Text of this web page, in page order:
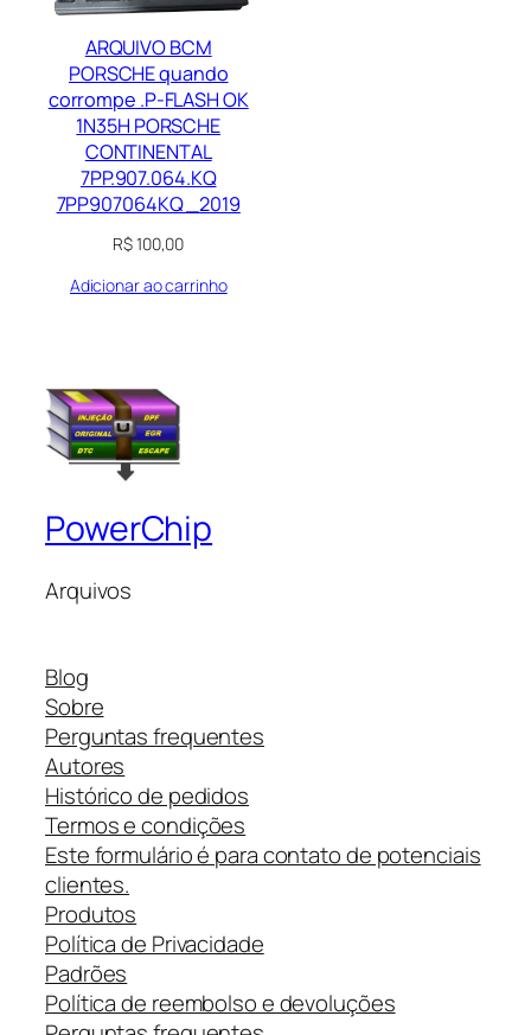
ARQUIVO BCM
PORSCHE quando
corrompe .P-FLASH OK
1N35H PORSCHE
CONTINENTAL
7PP.907.064.KQ
7PP907064KQ _2019
R$100,00
Adicionar ao carrinho
PowerChip
Arquivos
Blog
Sobre
Perguntas frequentes
Autores
Histórico de pedidos
Termos e condições
Este formulário é para contato de potenciais
clientes.
Produtos
Política de Privacidade
Padrões
Política de reembolso e devoluções